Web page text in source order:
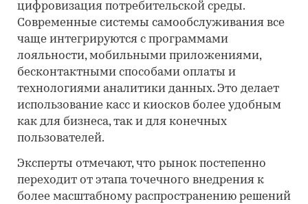
цифровизация потребительской среды.
Современные системы самообслуживания все
чаще интегрируются с программами
лояльности, мобильными приложениями,
бесконтактными способами оплаты и
технологиями аналитики данных. Это делает
использование касс и киосков более удобным
как для бизнеса, так и для конечных
пользователей.
Эксперты отмечают, что рынок постепенно
переходит от этапа точечного внедрения к
более масштабному распространению решений